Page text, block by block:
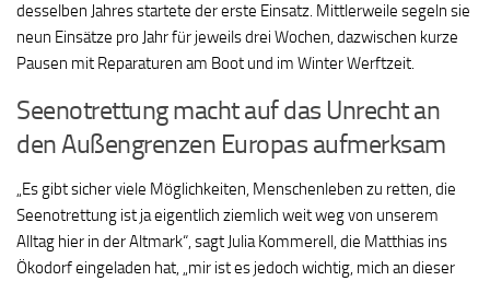
desselben Jahres startete der erste Einsatz. Mittlerweile segeln sie
neun Einsätze pro Jahr für jeweils drei Wochen, dazwischen kurze
Pausen mit Reparaturen am Boot und im Winter Werftzeit.
Seenotrettung macht auf das Unrecht an
den Außengrenzen Europas aufmerksam
„Es gibt sicher viele Möglichkeiten, Menschenleben zu retten, die
Seenotrettung ist ja eigentlich ziemlich weit weg von unserem
Alltag hier in der Altmark“, sagt Julia Kommerell, die Matthias ins
Ökodorf eingeladen hat, „mir ist es jedoch wichtig, mich an dieser